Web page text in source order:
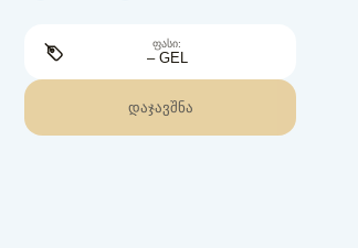
ᲤᲐᲡᲘ:
– GEL
ᲓᲐᲯᲐᲕᲨᲜᲐ